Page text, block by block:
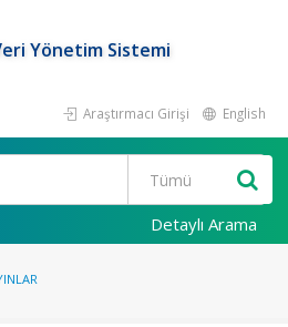
Yönetim Sistemi
Araştırmacı Girişi English
Detaylı Arama